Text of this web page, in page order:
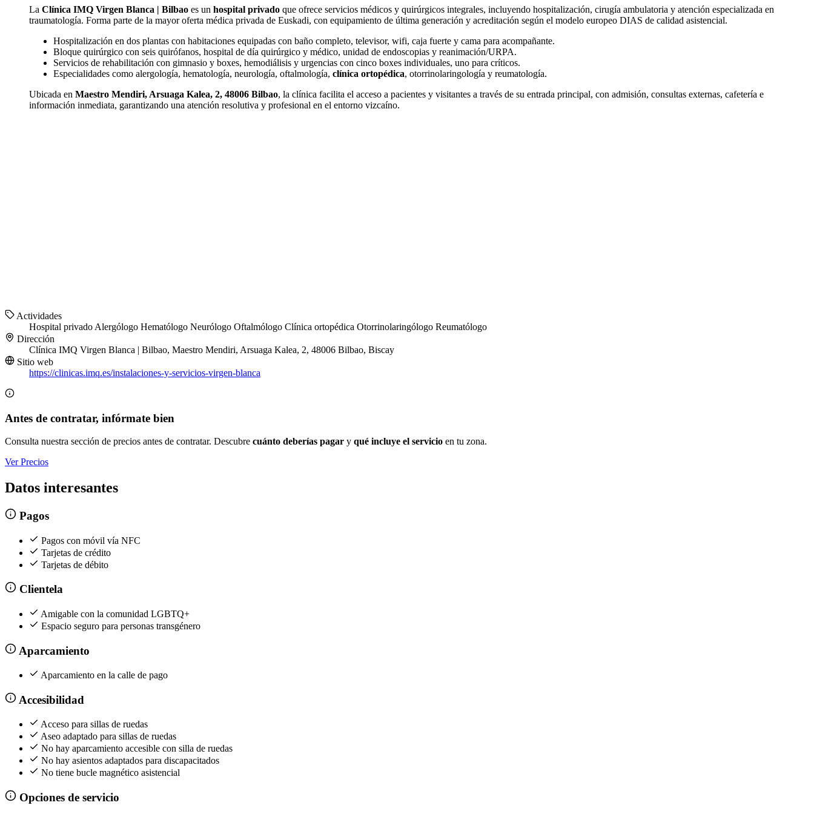
La Clínica IMQ Virgen Blanca | Bilbao es un hospital privado que ofrece servicios médicos y quirúrgicos integrales, incluyendo hospitalización, cirugía ambulatoria y atención especializada en
traumatología. Forma parte de la mayor oferta médica privada de Euskadi, con equipamiento de última generación y acreditación según el modelo europeo DIAS de calidad asistencial.
Hospitalización en dos plantas con habitaciones equipadas con baño completo, televisor, wifi, caja fuerte y cama para acompañante.
Bloque quirúrgico con seis quirófanos, hospital de día quirúrgico y médico, unidad de endoscopias y reanimación/URPA.
Servicios de rehabilitación con gimnasio y boxes, hemodiálisis y urgencias con cinco boxes individuales, uno para críticos.
Especialidades como alergología, hematología, neurología, oftalmología, clínica ortopédica, otorrinolaringología y reumatología.
Ubicada en Maestro Mendiri, Arsuaga Kalea, 2, 48006 Bilbao, la clínica facilita el acceso a pacientes y visitantes a través de su entrada principal, con admisión, consultas externas, cafetería e
información inmediata, garantizando una atención resolutiva y profesional en el entorno vizcaíno.
Actividades
Hospital privado Alergólogo Hematólogo Neurólogo Oftalmólogo Clínica ortopédica Otorrinolaringólogo Reumatólogo
Dirección
Clínica IMQ Virgen Blanca | Bilbao, Maestro Mendiri, Arsuaga Kalea, 2, 48006 Bilbao, Biscay
Sitio web
https://clinicas.imq.es/instalaciones-y-servicios-virgen-blanca
Antes de contratar, infórmate bien
Consulta nuestra sección de precios antes de contratar. Descubre cuánto deberías pagar y qué incluye el servicio en tu zona.
Ver Precios
Datos interesantes
Pagos
Pagos con móvil vía NFC
Tarjetas de crédito
Tarjetas de débito
Clientela
Amigable con la comunidad LGBTQ+
Espacio seguro para personas transgénero
Aparcamiento
Aparcamiento en la calle de pago
Accesibilidad
Acceso para sillas de ruedas
Aseo adaptado para sillas de ruedas
No hay aparcamiento accesible con silla de ruedas
No hay asientos adaptados para discapacitados
No tiene bucle magnético asistencial
Opciones de servicio